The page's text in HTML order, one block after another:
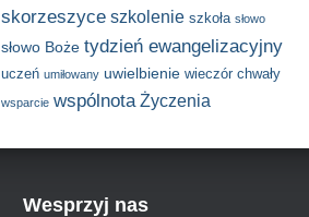
skorzeszyce szkolenie szkoła słowo
słowo Boże tydzień ewangelizacyjny
uczeń umiłowany uwielbienie wieczór chwały
wsparcie wspólnota Życzenia
Wesprzyj nas